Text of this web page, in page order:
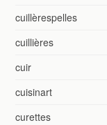
cuillèrespelles
cuillières
cuir
cuisinart
curettes